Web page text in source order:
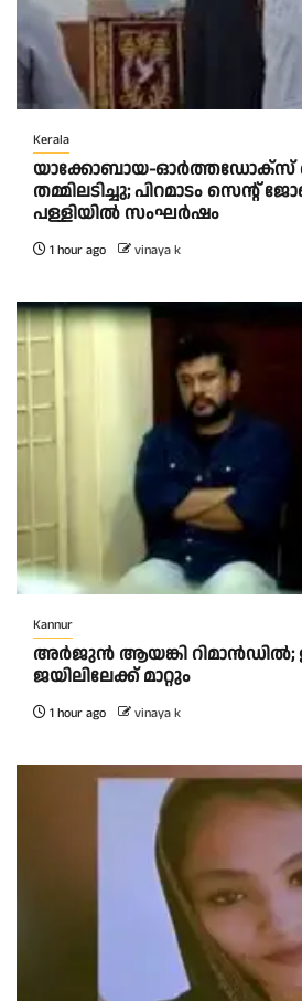
Kerala
യാക്കോബായ-ഓർത്തഡോക്സ്
തമ്മിലടിച്ചു; പിറമാടം
പള്ളിയിൽ സംഘർഷം
1 hour ago vinaya k
Kannur
അര്‍ജുന്‍ ആയങ്കി റിമാന്‍ഡില്‍;
ജയിലിലേക്ക് മാറ്റും
1 hour ago vinaya k